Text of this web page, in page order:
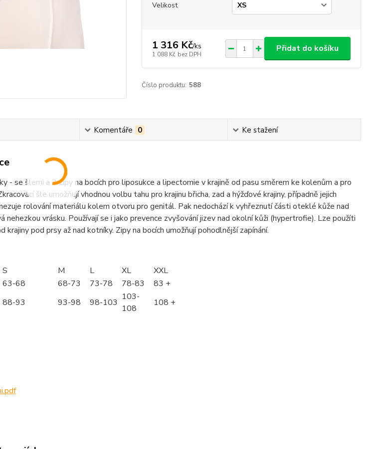
Velikost
1 316 Kč/ks
1 088 Kč bez DPH
Přidat do košíku
Číslo produktu: 588
Komentáře 0 Ke stažení
- se šlemi a 2 zipy na bocích pro liposukce a lipectomie v krajině od pasu směrem ke kolenům a pro
šle umožňují vhodnou volbu tahu pro krajinu břicha, zad a hýžďové krajiny, případně jejich
rolování materiálu kolem otvoru pro genitál. Pak nedochází k vyhřeznutí části oteklé kůže nad
nehezkou vrásku. Používají se i jako prevence zvyšování jizev nad okolní kůži (hypertrofie). Lze použíti
krajiny pod prsy až nad kotníky. Zipy na bocích umožňují pohodlnější zapínání.
S M L XL
XXL
63-68 68-73 73-78 78-83
83 +
88-93 93-98 98-103
103-
108
108 +